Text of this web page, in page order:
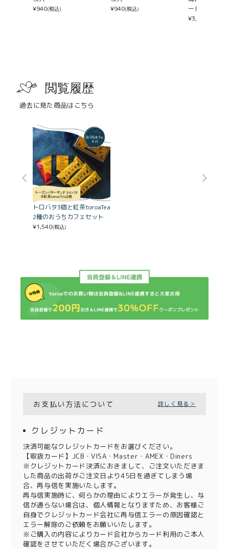
¥940(税込)
¥940(税込)
ートたっぷり
¥3,980
閲覧履歴
過去に見た商品はこちら
トロバタ3個と紅茶toroaTea
2種のおうちカフェセット
¥1,540(税込)
お支払い方法について 詳しく見る＞
クレジットカード
決済可能なクレジットカードをお選びください。
【取扱カード】JCB・VISA・Master・AMEX・Diners
※クレジットカード決済におきまして、ご注文いただきま
した商品の出荷がご注文日より45日を過ぎてしまう場
合、再与信を実施いたします。
再与信実施時に、何らかの理由によりエラーが発生し、与
信が通らない場合は、個人情報となりますため、お客様ご
自身でクレジットカード会社に再与信エラーの原因確認と
エラー解除のご依頼をお願いいたします。
※ご購入の内容によりカード会社からカード利用のご本人
確認をさせていただく場合がございます。